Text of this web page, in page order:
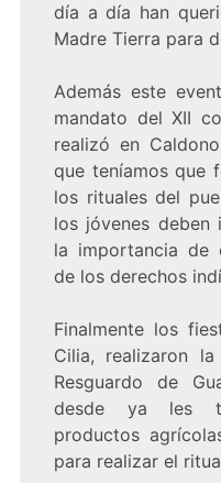
día a día han
Madre Tierra para
Además este
mandato del XII
realizó en
que teníamos que
los rituales del
los jóvenes deben
la importancia de
de los derechos
Finalmente los
Cilia, realizaron
Resguardo de
desde ya les
productos
para realizar el